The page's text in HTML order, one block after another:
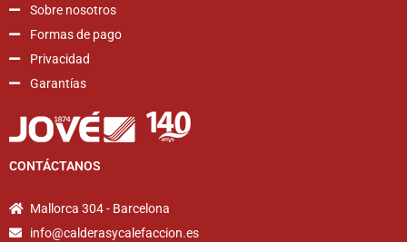
Sobre nosotros
Formas de pago
Privacidad
Garantías
CONTÁCTANOS
Mallorca 304 - Barcelona
info@calderasycalefaccion.es